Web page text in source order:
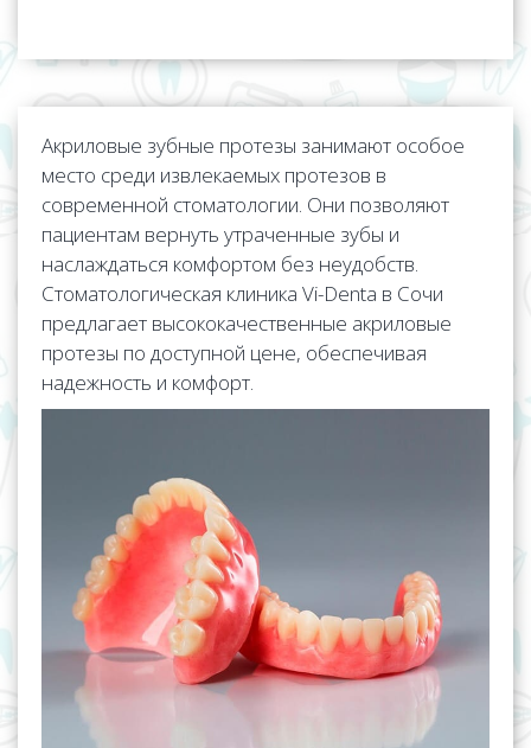
Акриловые зубные протезы занимают особое
место среди извлекаемых протезов в
современной стоматологии. Они позволяют
пациентам вернуть утраченные зубы и
наслаждаться комфортом без неудобств.
Стоматологическая клиника Vi-Denta в Сочи
предлагает высококачественные акриловые
протезы по доступной цене, обеспечивая
надежность и комфорт.